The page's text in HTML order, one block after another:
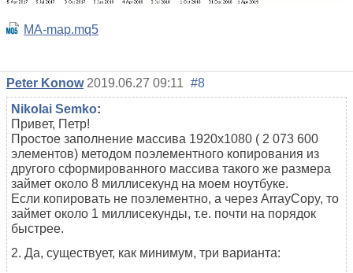
MA-map.mq5
Реter Konow 2019.06.27 09:11 #8
Nikolai Semko:
Привет, Петр!
Простое заполнение массива 1920x1080 ( 2 073 600
элементов) методом поэлементного копирования из
другого сформированного массива такого же размера
займет около 8 миллисекунд на моем ноутбуке.
Если копировать не поэлементно, а через ArrayCopy, то
займет около 1 миллисекунды, т.е. почти на порядок
быстрее.
2. Да, существует, как минимум, три варианта: